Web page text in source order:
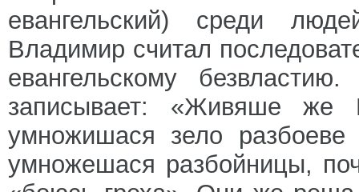
евангельский) среди
Владимир считал
евангельскому
записывает: «Живяше
умножишася зело
умножешася разбойницы,